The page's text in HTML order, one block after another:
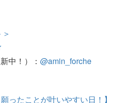
中！）：@amin_forche
ったことが叶いやすい日！】